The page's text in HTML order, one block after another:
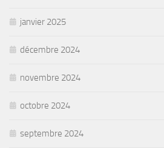
janvier 2025
décembre 2024
novembre 2024
octobre 2024
septembre 2024